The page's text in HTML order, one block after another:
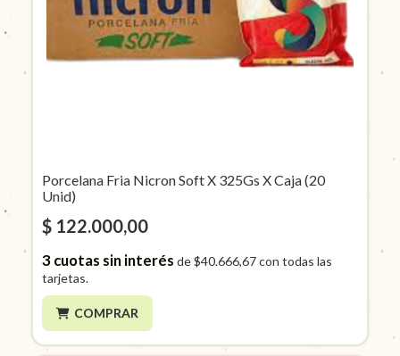
Porcelana Fria Nicron Soft X 325Gs X Caja (20
Unid)
$ 122.000,00
3cuotas sin interés de$40.666,67con todas las
tarjetas.
COMPRAR